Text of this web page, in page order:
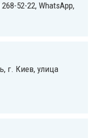
52-22, WhatsApp,
г. Киев, улица